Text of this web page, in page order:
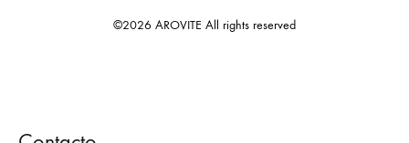
©2026 AROVITE All rights reserved